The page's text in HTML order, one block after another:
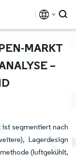
MARKT
– W
segmentiert nach
Lagerdesign
(luftgekühlt,